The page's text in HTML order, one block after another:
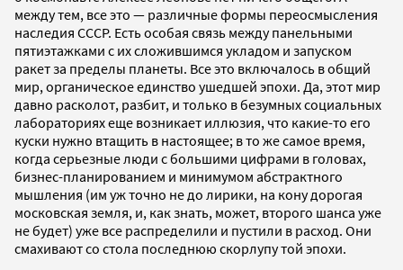
между тем, все это — различные формы переосмысления
наследия СССР. Есть особая связь между панельными
пятиэтажками с их сложившимся укладом и запуском
ракет за пределы планеты. Все это включалось в общий
мир, органическое единство ушедшей эпохи. Да, этот мир
давно расколот, разбит, и только в безумных социальных
лабораториях еще возникает иллюзия, что какие-то его
куски нужно втащить в настоящее; в то же самое время,
когда серьезные люди с большими цифрами в головах,
бизнес-планированием и минимумом абстрактного
мышления (им уж точно не до лирики, на кону дорогая
московская земля, и, как знать, может, второго шанса уже
не будет) уже все распределили и пустили в расход. Они
смахивают со стола последнюю скорлупу той эпохи.